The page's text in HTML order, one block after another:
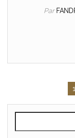
Par
1